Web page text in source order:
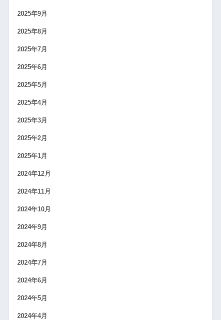
2025年9月
2025年8月
2025年7月
2025年6月
2025年5月
2025年4月
2025年3月
2025年2月
2025年1月
2024年12月
2024年11月
2024年10月
2024年9月
2024年8月
2024年7月
2024年6月
2024年5月
2024年4月